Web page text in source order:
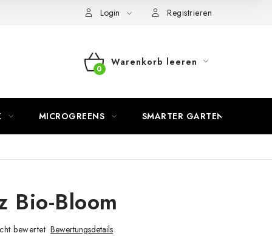
Login Registrieren
WARENKORB
Warenkorb leeren
MICROGREENS SMARTER GARTEN
Bio-Bloom
bewertet Bewertungsdetails